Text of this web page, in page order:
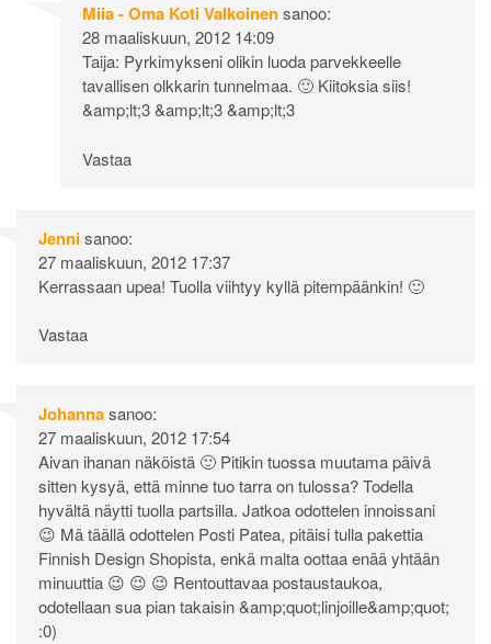
Miia - Oma Koti Valkoinensanoo:
28 maaliskuun, 2012 14:09
Taija: Pyrkimykseni olikin luoda parvekkeelle
tavallisen olkkarin tunnelmaa. 🙂 Kiitoksia siis!
&amp;lt;3 &amp;lt;3 &amp;lt;3
Vastaa
Jennisanoo:
27 maaliskuun, 2012 17:37
Kerrassaan upea! Tuolla viihtyy kyllä pitempäänkin! 🙂
Vastaa
Johannasanoo:
27 maaliskuun, 2012 17:54
Aivan ihanan näköistä 🙂 Pitikin tuossa muutama päivä
sitten kysyä, että minne tuo tarra on tulossa? Todella
hyvältä näytti tuolla partsilla. Jatkoa odottelen innoissani
😉 Mä täällä odottelen Posti Patea, pitäisi tulla pakettia
Finnish Design Shopista, enkä malta oottaa enää yhtään
minuuttia 😉 😉 😉 Rentouttavaa postaustaukoa,
odotellaan sua pian takaisin &amp;quot;linjoille&amp;quot;
:0)